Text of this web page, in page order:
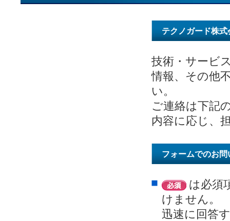
テクノガード株
技術・サービ
情報、その他
い。
ご連絡は下記
内容に応じ、
フォームでのお問
は必須
けません。
迅速に回答